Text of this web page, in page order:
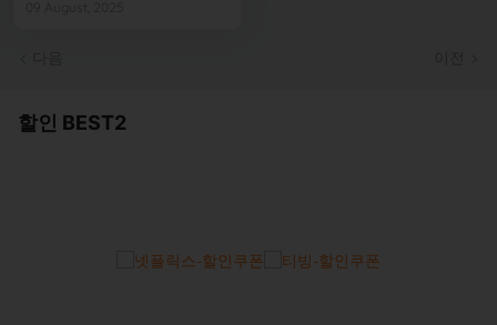
할인 BEST2